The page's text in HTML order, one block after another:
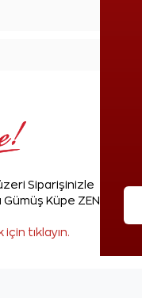
Siparişinizle
Küpe ZEN'den
tıklayın.